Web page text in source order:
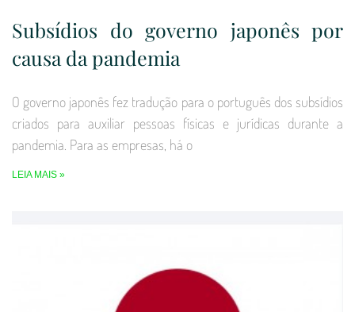
Subsídios do governo japonês por
causa da pandemia
O governo japonês fez tradução para o português dos subsídios
criados para auxiliar pessoas físicas e jurídicas durante a
pandemia. Para as empresas, há o
LEIA MAIS »